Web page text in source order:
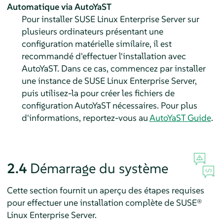
Automatique via AutoYaST
Pour installer SUSE Linux Enterprise Serversur
plusieurs ordinateurs présentant une
configuration matérielle similaire, il est
recommandé d'effectuer l'installation avec
AutoYaST. Dans ce cas, commencez par installer
une instance de SUSE Linux Enterprise Server,
puis utilisez-la pour créer les fichiers de
configuration AutoYaST nécessaires. Pour plus
d'informations, reportez-vous auAutoYaST Guide.
2.4 Démarrage du système
Cette section fournit un aperçu des étapes requises
pour effectuer une installation complète de SUSE®
Linux Enterprise Server.